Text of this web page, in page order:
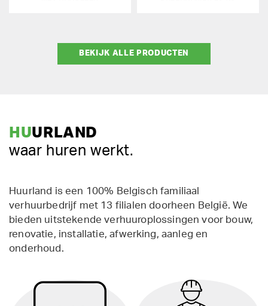
BEKIJK ALLE PRODUCTEN
HUURLAND
waar huren werkt.
Huurland is een 100% Belgisch familiaal
verhuurbedrijf met 13 filialen doorheen België. We
bieden uitstekende verhuuroplossingen voor bouw,
renovatie, installatie, afwerking, aanleg en
onderhoud.